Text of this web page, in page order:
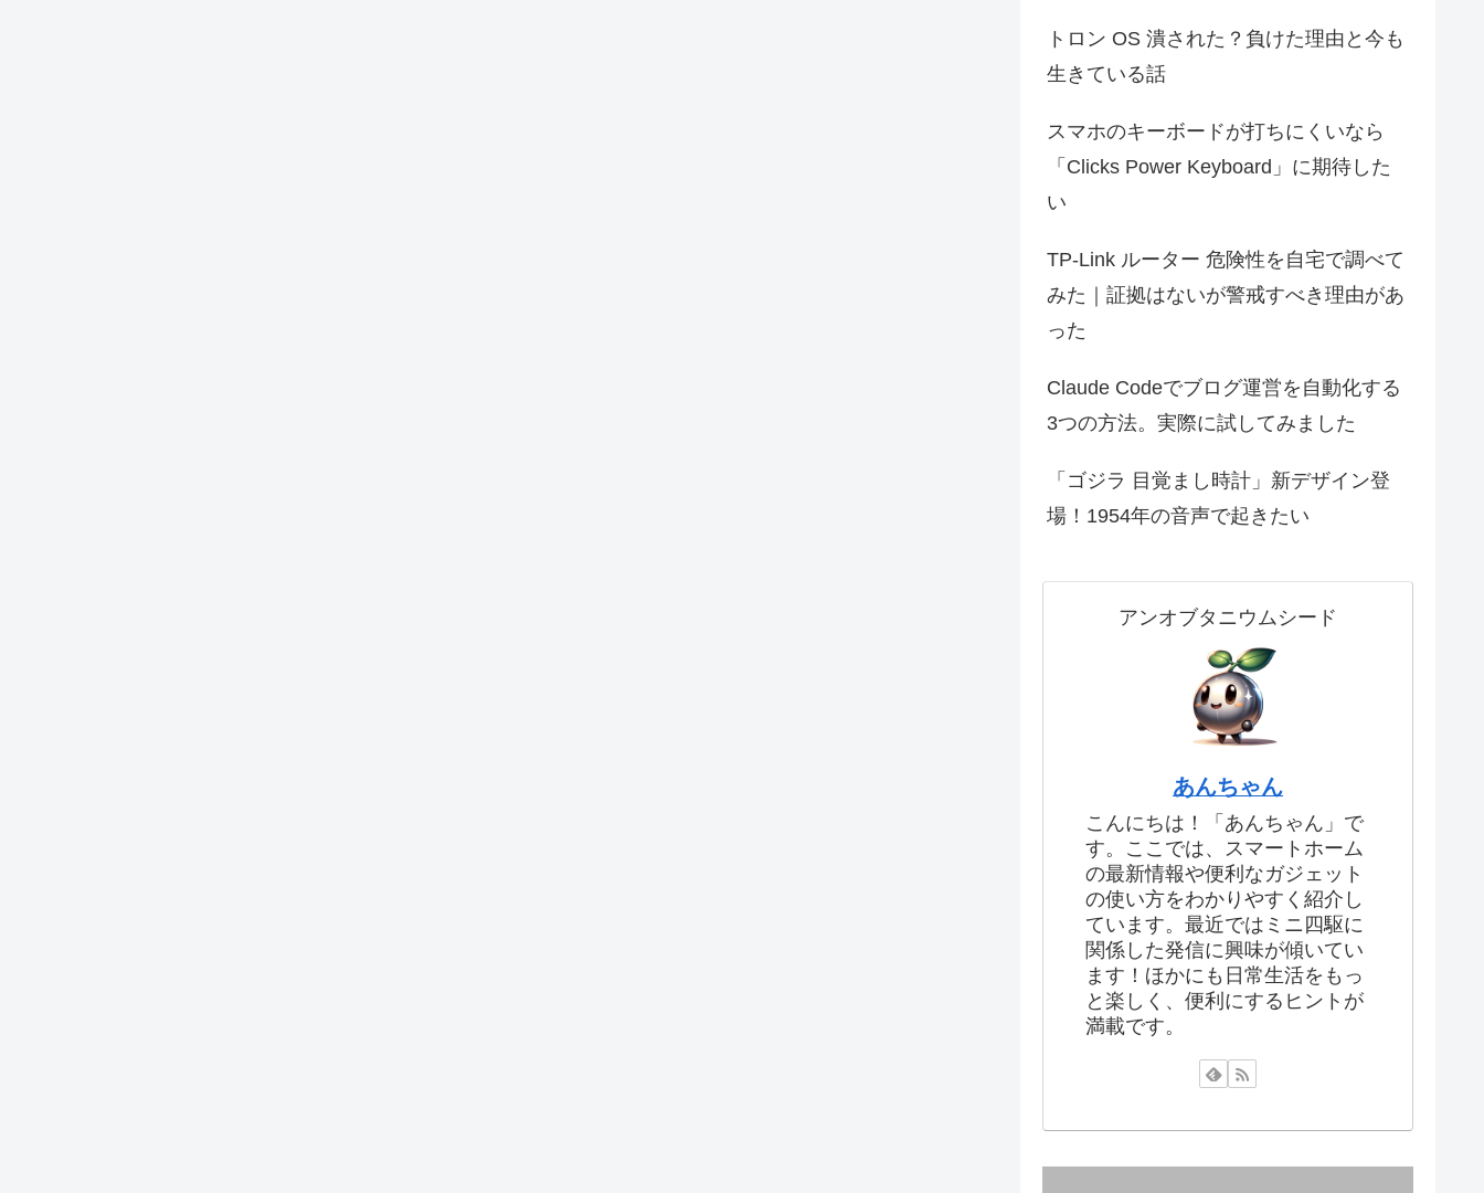
トロン OS 潰された？負けた理由と今も
生きている話
スマホのキーボードが打ちにくいなら
「Clicks Power Keyboard」に期待した
い
TP-Link ルーター 危険性を自宅で調べて
みた｜証拠はないが警戒すべき理由があ
った
Claude Codeでブログ運営を自動化する
3つの方法。実際に試してみました
「ゴジラ 目覚まし時計」新デザイン登
場！1954年の音声で起きたい
アンオブタニウムシード
あんちゃん
こんにちは！「あんちゃん」で
す。ここでは、スマートホーム
の最新情報や便利なガジェット
の使い方をわかりやすく紹介し
ています。最近ではミニ四駆に
関係した発信に興味が傾いてい
ます！ほかにも日常生活をもっ
と楽しく、便利にするヒントが
満載です。